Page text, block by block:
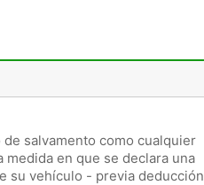
salvamento como cualquier
en que se declara una
su vehículo - previa deducción